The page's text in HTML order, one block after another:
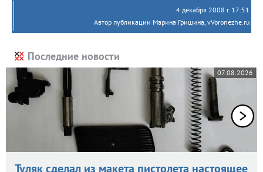
4 декабря 2008 г. 17:51
Автор публикации Марина Гришина, vVoronezhe.ru
Последние новости
07.08.2026
Туляк сделал из макета пистолета настоящее